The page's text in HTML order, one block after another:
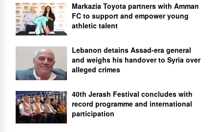
Markazia Toyota partners with Amman
FC to support and empower young
athletic talent
Lebanon detains Assad-era general
and weighs his handover to Syria over
alleged crimes
40th Jerash Festival concludes with
record programme and international
participation